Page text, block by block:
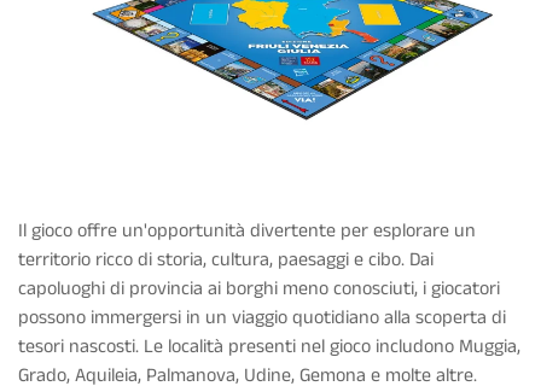
Il gioco offre un'opportunità divertente per esplorare un
territorio ricco di storia, cultura, paesaggi e cibo. Dai
capoluoghi di provincia ai borghi meno conosciuti, i giocatori
possono immergersi in un viaggio quotidiano alla scoperta di
tesori nascosti. Le località presenti nel gioco includono Muggia,
Grado, Aquileia, Palmanova, Udine, Gemona e molte altre.